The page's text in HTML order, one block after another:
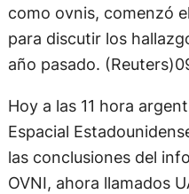
como ovnis, comenzó
para discutir los
año pasado.
Hoy a las 11 hora
Espacial
las conclusiones del
OVNI, ahora llamados